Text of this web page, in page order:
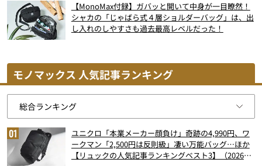
【MonoMax付録】ガバッと開いて中身が一目瞭然！
シャカの「じゃばら式４層ショルダーバッグ」は、出
し入れのしやすさも過去最高レベルだった！
モノマックス 人気記事ランキング
ユニクロ「本業メーカー顔負け」奇跡の4,990円、ワ
ークマン「2,500円は反則級」凄い万能バッグ…ほか
【リュックの人気記事ランキングベスト3】（2026年